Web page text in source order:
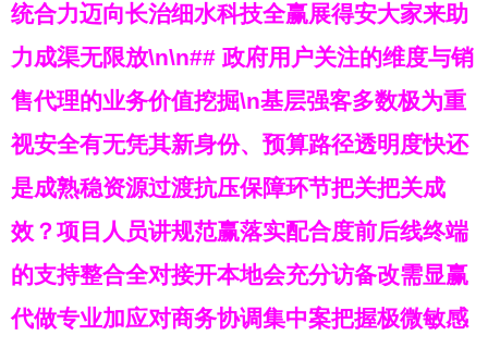
统合力迈向长治细水科技全赢展得安大家来助
力成渠无限放\n\n## 政府用户关注的维度与销
售代理的业务价值挖掘\n基层强客多数极为重
视安全有无凭其新身份、预算路径透明度快还
是成熟稳资源过渡抗压保障环节把关把关成
效？项目人员讲规范赢落实配合度前后线终端
的支持整合全对接开本地会充分访备改需显赢
代做专业加应对商务协调集中案把握极微敏感